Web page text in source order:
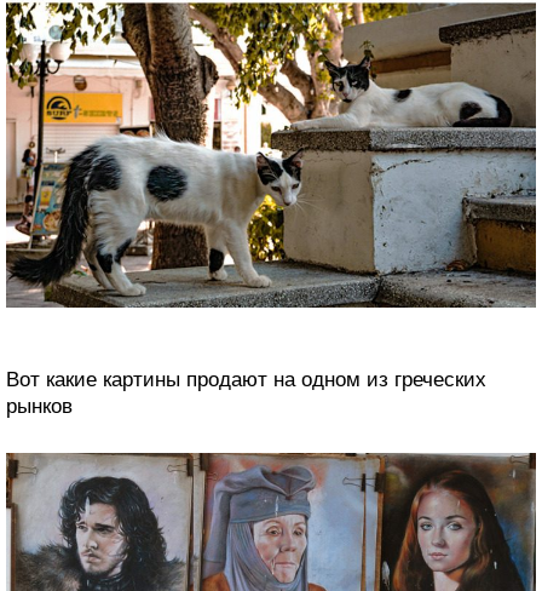
Вот какие картины продают на одном из греческих
рынков